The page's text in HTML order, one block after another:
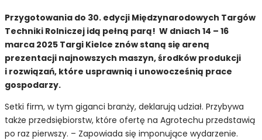
Przygotowania do 30. edycji Międzynarodowych Targów
Techniki Rolniczej idą pełną parą! W dniach 14 – 16
marca 2025 Targi Kielce znów staną się areną
prezentacji najnowszych maszyn, środków produkcji
i rozwiązań, które usprawnią i unowocześnią prace
gospodarzy.
Setki firm, w tym giganci branży, deklarują udział. Przybywa
także przedsiębiorstw, które ofertę na Agrotechu przedstawią
po raz pierwszy. – Zapowiada się imponujące wydarzenie.